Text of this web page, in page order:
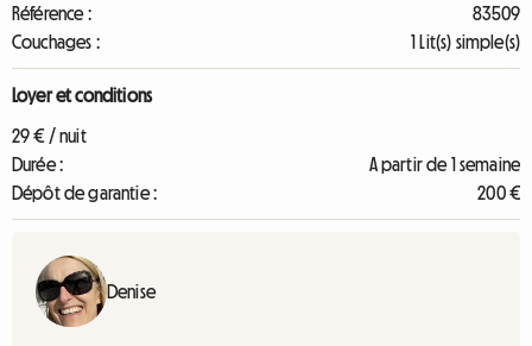
Référence :
83509
Couchages :
1 Lit(s) simple(s)
Loyer et conditions
29 € / nuit
Durée :
A partir de 1 semaine
Dépôt de garantie :
200 €
Denise